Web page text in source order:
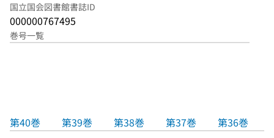
国立国会図書館書誌ID
000000767495
巻号一覧
第40巻 第39巻 第38巻 第37巻 第36巻